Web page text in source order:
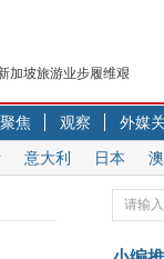
加坡旅游业步履维艰
香港零售业如何浴火重生？
香港传统零售商的转型突
市场数据分析周报（2020.
业存单、结构性存款玩起
300亿元 短端资金利率明显
焦 观察 外媒
意大利 日本